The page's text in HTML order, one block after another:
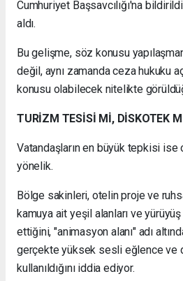
Cumhuriyet Başsavcılığı'na
aldı.
Bu gelişme, söz konusu
değil, aynı zamanda ceza hukuku
konusu olabilecek nitelikte
TURİZM TESİSİ Mİ, DİSKOTEK
Vatandaşların en büyük tepkisi ise
yönelik.
Bölge sakinleri, otelin proje ve
kamuya ait yeşil alanları ve
ettiğini, "animasyon alanı" adı
gerçekte yüksek sesli eğlence ve
kullanıldığını iddia ediyor.